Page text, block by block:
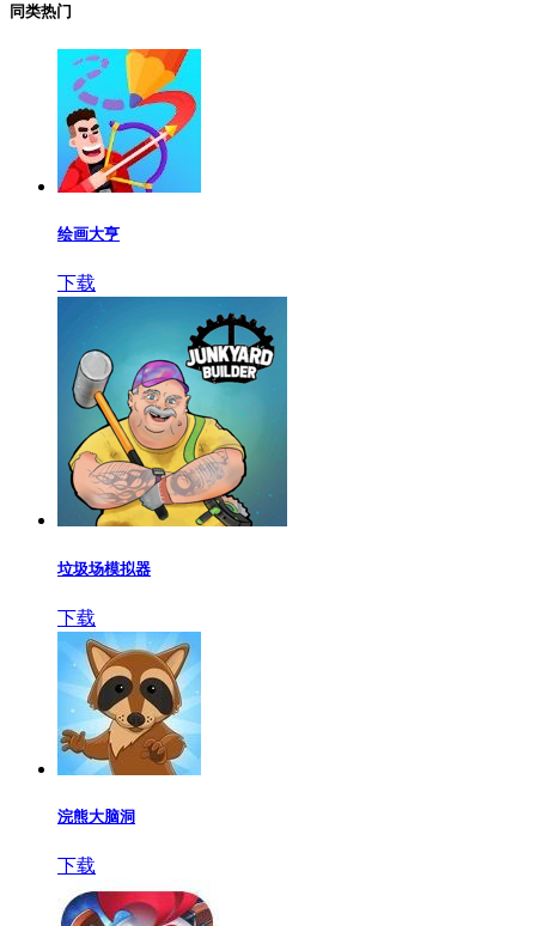
同类热门
绘画大亨
下载
垃圾场模拟器
下载
浣熊大脑洞
下载